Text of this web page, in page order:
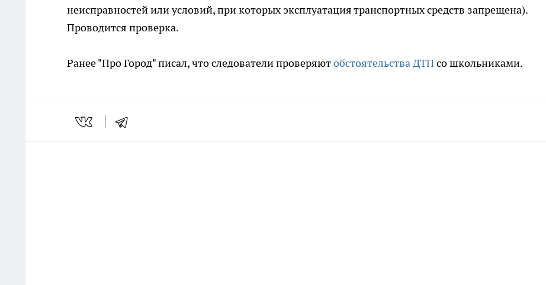
неисправностей или условий, при которых эксплуатация транспортных средств запрещена).
Проводится проверка.
Ранее "Про Город" писал, что следователи проверяютобстоятельства ДТПсо школьниками.